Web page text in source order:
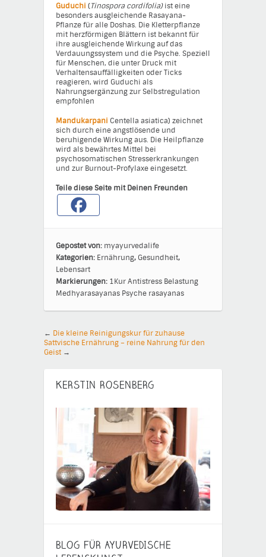
Guduchi (Tinospora cordifolia)ist eine
besonders ausgleichende Rasayana-
Pflanze für alle Doshas. Die Kletterpflanze
mit herzförmigen Blättern ist bekannt für
ihre ausgleichende Wirkung auf das
Verdauungssystem und die Psyche. Speziell
für Menschen, die unter Druck mit
Verhaltensauffälligkeiten oder Ticks
reagieren, wird Guduchi als
Nahrungsergänzung zur Selbstregulation
empfohlen
Mandukarpani Centella asiatica) zeichnet
sich durch eine angstlösende und
beruhigende Wirkung aus. Die Heilpflanze
wird als bewährtes Mittel bei
psychosomatischen Stresserkrankungen
und zur Burnout-Profylaxe eingesetzt.
Teile diese Seite mit Deinen Freunden
Gepostet von: myayurvedalife
Kategorien: Ernährung, Gesundheit,
Lebensart
Markierungen: 1KurAntistress Belastung
Medhyarasayanas Psyche rasayanas
← Die kleine Reinigungskur für zuhause
Sattvische Ernährung – reine Nahrung für den
Geist →
KERSTIN ROSENBERG
BLOG FÜR AYURVEDISCHE